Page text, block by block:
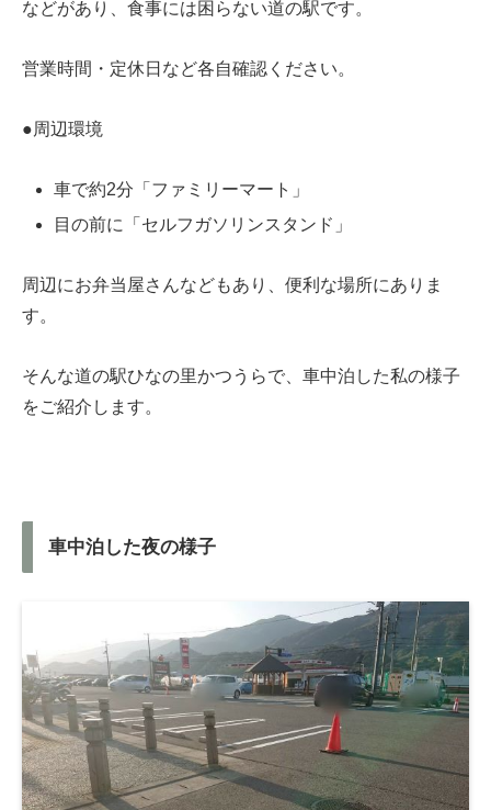
などがあり、食事には困らない道の駅です。
営業時間・定休日など各自確認ください。
●周辺環境
車で約2分「ファミリーマート」
目の前に「セルフガソリンスタンド」
周辺にお弁当屋さんなどもあり、便利な場所にありま
す。
そんな道の駅ひなの里かつうらで、車中泊した私の様子
をご紹介します。
車中泊した夜の様子